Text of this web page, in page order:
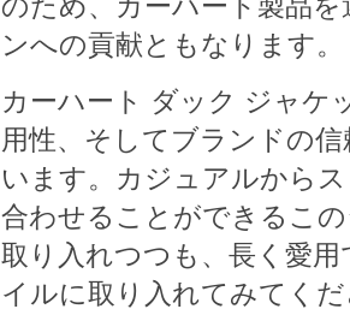
ンへの貢献ともなります。
カーハート ダック ジャケ
用性、そしてブランドの
います。カジュアルから
合わせることができるこ
取り入れつつも、長く愛
イルに取り入れてみてく